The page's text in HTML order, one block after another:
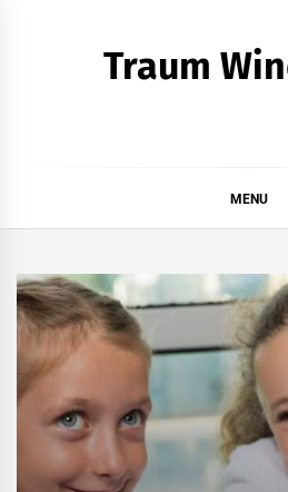
Traum
MENU